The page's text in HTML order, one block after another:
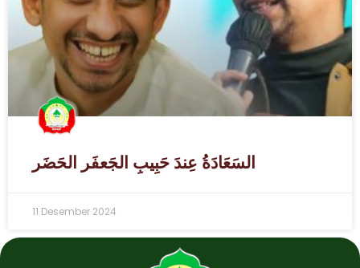
السَعَادَةُ عِندَ حَبِيبِ الجَعفَر الحَضَر
11 Desember 2024